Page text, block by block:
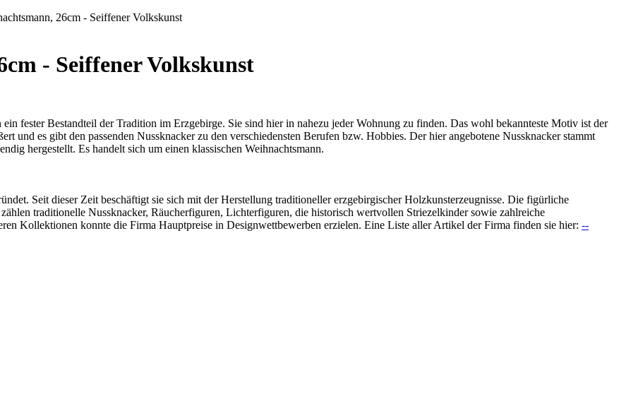
26cm - Seiffener Volkskunst
- Seiffener Volkskunst
fester Bestandteil der Tradition im Erzgebirge. Sie sind hier in nahezu jeder Wohnung zu finden. Das wohl bekannteste Motiv ist der
und es gibt den passenden Nussknacker zu den verschiedensten Berufen bzw. Hobbies. Der hier angebotene Nussknacker stammt
hergestellt. Es handelt sich um einen klassischen Weihnachtsmann.
Seit dieser Zeit beschäftigt sie sich mit der Herstellung traditioneller erzgebirgischer Holzkunsterzeugnisse. Die figürliche
traditionelle Nussknacker, Räucherfiguren, Lichterfiguren, die historisch wertvollen Striezelkinder sowie zahlreiche
Kollektionen konnte die Firma Hauptpreise in Designwettbewerben erzielen. Eine Liste aller Artikel der Firma finden sie hier: --